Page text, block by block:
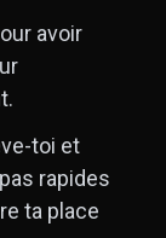
avoir
toi et
rapides
ta place